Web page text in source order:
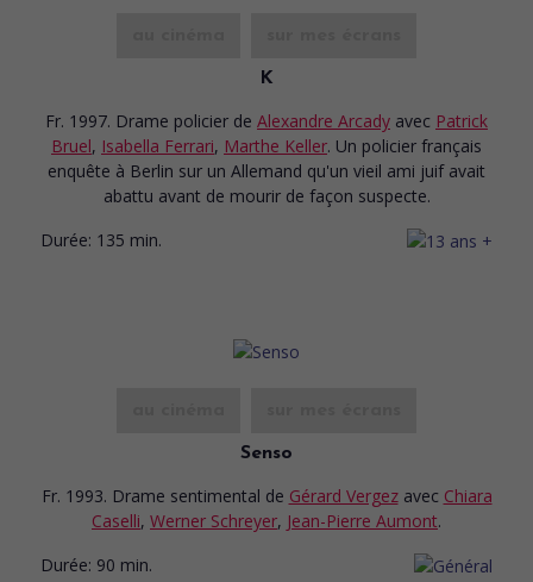
K
Fr. 1997. Drame policier de Alexandre Arcady avec Patrick
Bruel, Isabella Ferrari, Marthe Keller. Un policier français
enquête à Berlin sur un Allemand qu'un vieil ami juif avait
abattu avant de mourir de façon suspecte.
Durée: 135 min.
Senso
Fr. 1993. Drame sentimental de Gérard Vergez avec Chiara
Caselli, Werner Schreyer, Jean-Pierre Aumont.
Durée: 90 min.